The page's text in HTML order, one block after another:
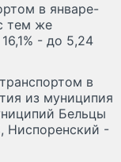
в январе-
тем же
- до 5,24
в
из муниципия
Бельцы
Ниспоренский -